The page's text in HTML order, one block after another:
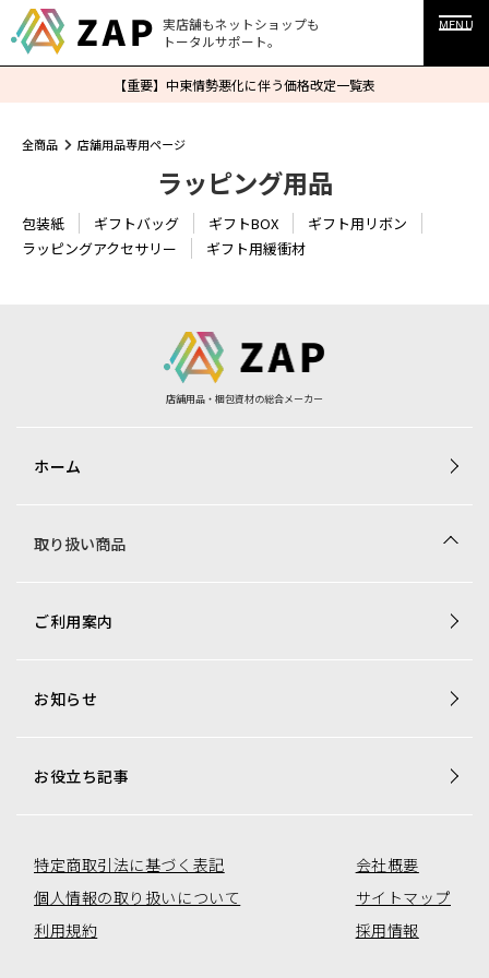
実店舗もネットショップも
トータルサポート。
MENU
【重要】中東情勢悪化に伴う価格改定一覧表
全商品 店舗用品専用ページ
ラッピング用品
包装紙 ギフトバッグ ギフトBOX
ギフト用リボン
ラッピングアクセサリー
ギフト用緩衝材
店舗用品・梱包資材の総合メーカー
ホーム
取り扱い商品
商品一覧
トレカ用ショーケース・消耗品
オリジナル商品一覧
ご利用案内
お知らせ
お役立ち記事
特定商取引法に基づく表記
個人情報の取り扱いについて
利用規約
会社概要
サイトマップ
採用情報